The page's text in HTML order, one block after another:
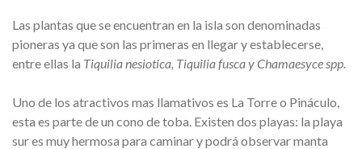
Las plantas que se encuentran en la isla son denominadas
pioneras ya que son las primeras en llegar y establecerse,
entre ellas la Tiquilia nesiotica, Tiquilia fusca y Chamaesyce spp.
Uno de los atractivos mas llamativos es La Torre o Pináculo,
esta es parte de un cono de toba. Existen dos playas: la playa
sur es muy hermosa para caminar y podrá observar manta